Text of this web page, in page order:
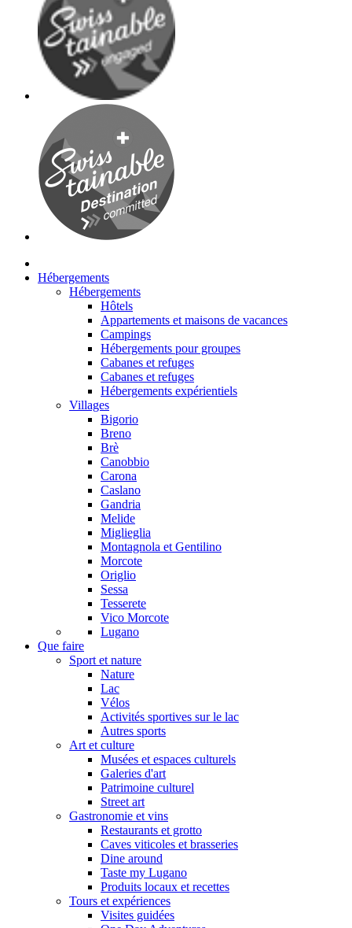
Hébergements
Hébergements
Hôtels
Appartements et maisons de vacances
Campings
Hébergements pour groupes
Cabanes et refuges
Cabanes et refuges
Hébergements expérientiels
Villages
Bigorio
Breno
Brè
Canobbio
Carona
Caslano
Gandria
Melide
Miglieglia
Montagnola et Gentilino
Morcote
Origlio
Sessa
Tesserete
Vico Morcote
Lugano
Que faire
Sport et nature
Nature
Lac
Vélos
Activités sportives sur le lac
Autres sports
Art et culture
Musées et espaces culturels
Galeries d'art
Patrimoine culturel
Street art
Gastronomie et vins
Restaurants et grotto
Caves viticoles et brasseries
Dine around
Taste my Lugano
Produits locaux et recettes
Tours et expériences
Visites guidées